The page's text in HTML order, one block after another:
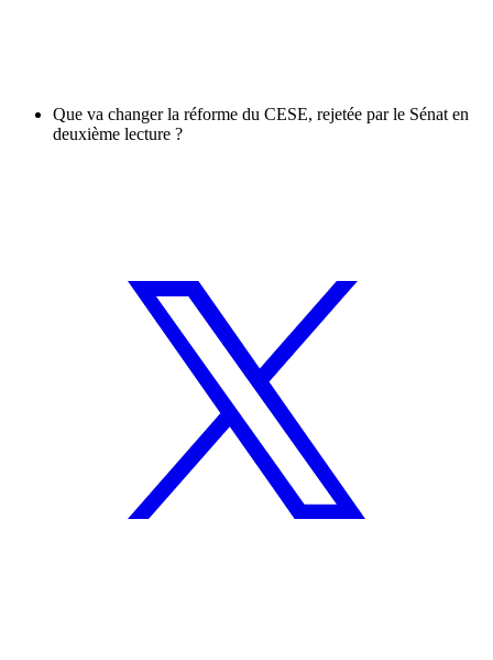
Que va changer la réforme du CESE, rejetée par le Sénat en
deuxième lecture ?